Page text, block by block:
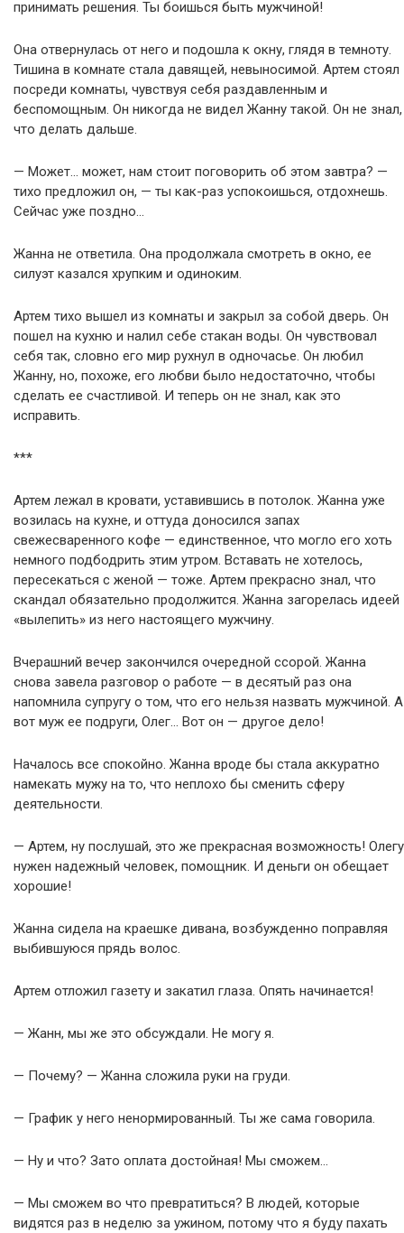
принимать решения. Ты боишься быть мужчиной!
Она отвернулась от него и подошла к окну, глядя в темноту.
Тишина в комнате стала давящей, невыносимой. Артем стоял
посреди комнаты, чувствуя себя раздавленным и
беспомощным. Он никогда не видел Жанну такой. Он не знал,
что делать дальше.
— Может… может, нам стоит поговорить об этом завтра? —
тихо предложил он, — ты как-раз успокоишься, отдохнешь.
Сейчас уже поздно…
Жанна не ответила. Она продолжала смотреть в окно, ее
силуэт казался хрупким и одиноким.
Артем тихо вышел из комнаты и закрыл за собой дверь. Он
пошел на кухню и налил себе стакан воды. Он чувствовал
себя так, словно его мир рухнул в одночасье. Он любил
Жанну, но, похоже, его любви было недостаточно, чтобы
сделать ее счастливой. И теперь он не знал, как это
исправить.
***
Артем лежал в кровати, уставившись в потолок. Жанна уже
возилась на кухне, и оттуда доносился запах
свежесваренного кофе — единственное, что могло его хоть
немного подбодрить этим утром. Вставать не хотелось,
пересекаться с женой — тоже. Артем прекрасно знал, что
скандал обязательно продолжится. Жанна загорелась идеей
«вылепить» из него настоящего мужчину.
Вчерашний вечер закончился очередной ссорой. Жанна
снова завела разговор о работе — в десятый раз она
напомнила супругу о том, что его нельзя назвать мужчиной. А
вот муж ее подруги, Олег… Вот он — другое дело!
Началось все спокойно. Жанна вроде бы стала аккуратно
намекать мужу на то, что неплохо бы сменить сферу
деятельности.
— Артем, ну послушай, это же прекрасная возможность! Олегу
нужен надежный человек, помощник. И деньги он обещает
хорошие!
Жанна сидела на краешке дивана, возбужденно поправляя
выбившуюся прядь волос.
Артем отложил газету и закатил глаза. Опять начинается!
— Жанн, мы же это обсуждали. Не могу я.
— Почему? — Жанна сложила руки на груди.
— График у него ненормированный. Ты же сама говорила.
— Ну и что? Зато оплата достойная! Мы сможем…
— Мы сможем во что превратиться? В людей, которые
видятся раз в неделю за ужином, потому что я буду пахать